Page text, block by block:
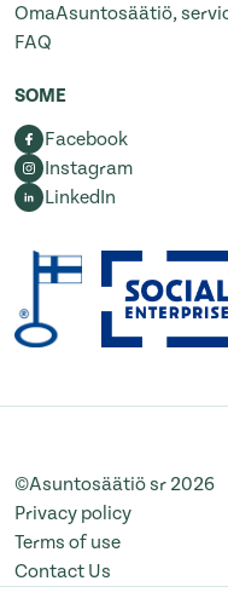
OmaAsuntosäätiö,
FAQ
SOME
Facebook
Instagram
LinkedIn
©Asuntosäätiö sr 2026
Privacy policy
Terms of use
Contact Us